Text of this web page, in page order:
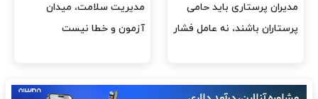
مدیران پرستاری باید حامی
پرستاران باشند، نه عامل فشار
مدیریت سلامت، میدان
آزمون و خطا نیست